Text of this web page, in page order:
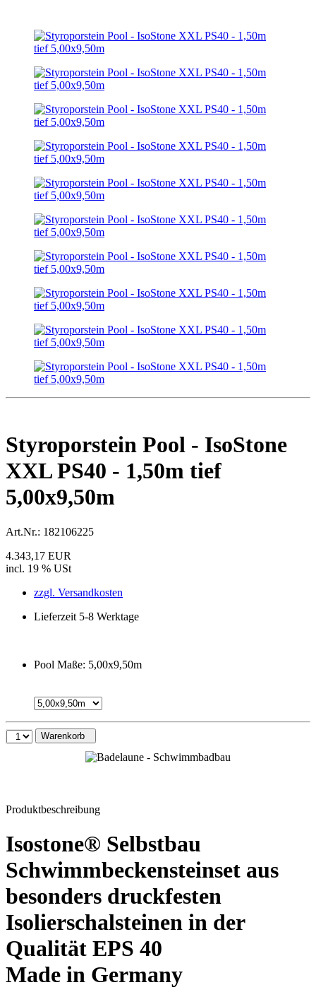
Styroporstein Pool - IsoStone
XXL PS40 - 1,50m tief
5,00x9,50m
Art.Nr.: 182106225
4.343,17 EUR
incl. 19 % USt
zzgl. Versandkosten
Lieferzeit 5-8 Werktage
Pool Maße: 5,00x9,50m
Warenkorb
Produktbeschreibung
Isostone® Selbstbau
Schwimmbeckensteinset aus
besonders druckfesten
Isolierschalsteinen in der
Qualität EPS 40
Made in Germany